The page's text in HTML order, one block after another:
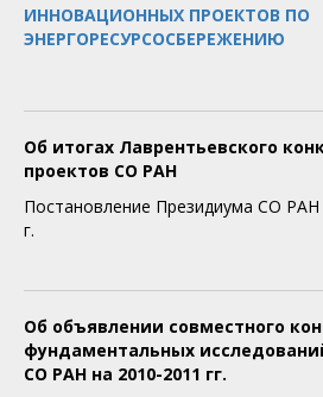
ИННОВАЦИОННЫХ ПРОЕКТОВ ПО
ЭНЕРГОРЕСУРСОСБЕРЕЖЕНИЮ
Об итогах Лаврентьевского
проектов СО РАН
Постановление Президиума СО
г.
Об объявлении совместного
фундаментальных
СО РАН на 2010-2011 гг.